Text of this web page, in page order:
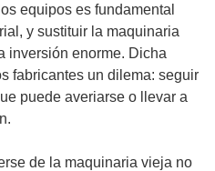
equipos es fundamental
y sustituir la maquinaria
inversión enorme. Dicha
fabricantes un dilema: seguir
puede averiarse o llevar a
de la maquinaria vieja no